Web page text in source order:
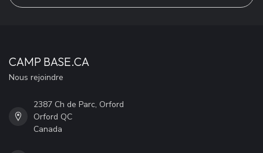
CAMP BASE.CA
Nous rejoindre
2387 Ch de Parc, Orford
Orford QC
Canada